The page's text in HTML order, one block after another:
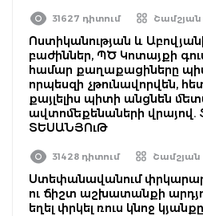
31627 դիտում Շամշյան
Ոստիկանության և
բաժիններ, ՊԾ Կոտայքի
համար քաղաքացիները
որպեսզի չթունավորվեն,
քայլելիս պիտի անցնեն
ավտոմեքենաների
ՏԵՍԱՆՅՈւԹ
31428 դիտում Շամշյան
Ստեփանավանում
ու ճիշտ աշխատանքի
եղել փրկել ռուս կնոջ կյանքը